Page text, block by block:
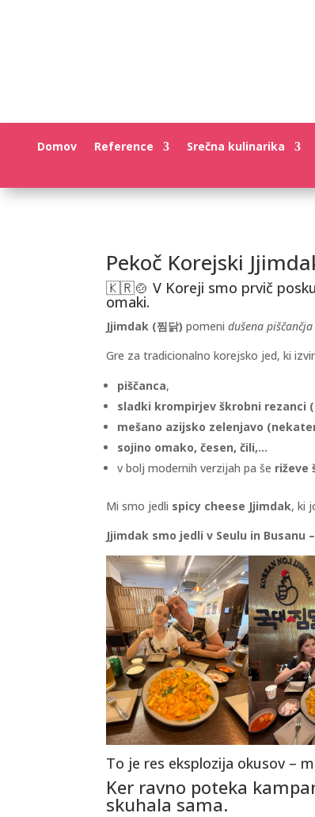
Domov Reference Srečna kulinarika
Pekoč Korejski
🇰🇷🍲 V Koreji smo prvič
omaki.
Jjimdak (찜닭) pomenidušena
Gre za tradicionalno korejsko jed, ki
piščanca,
sladki krompirjev škrobni rezanci
mešano azijsko zelenjavo
sojino omako, česen, čili,…
v bolj modernih verzijah pa še riževe
Mi smo jedli spicy cheese Jjimdak, ki
Jjimdak smo jedli v Seulu in
To je res eksplozija okusov –
Ker ravno poteka
skuhala sama.